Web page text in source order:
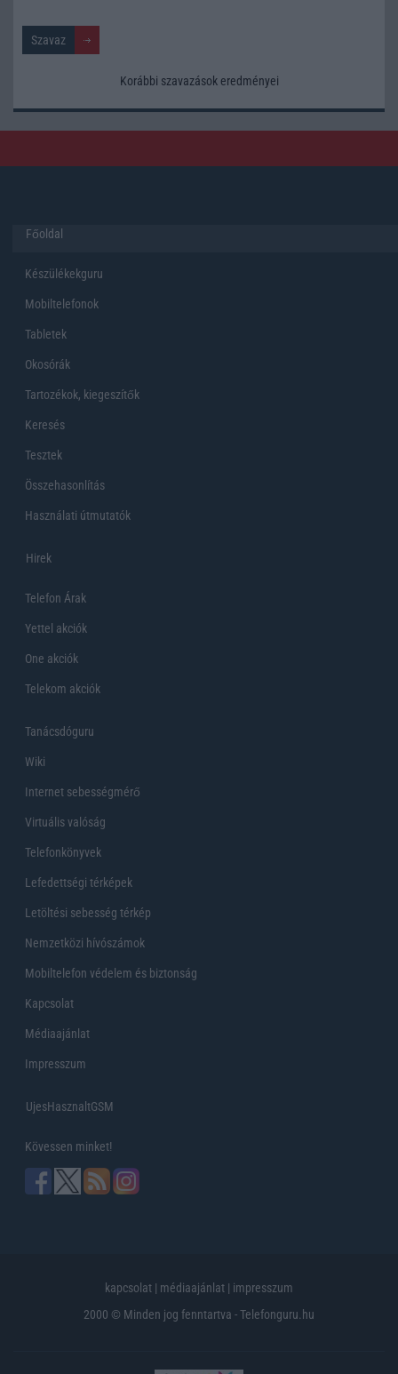
Korábbi szavazások eredményei
Főoldal
Készülékekguru
Mobiltelefonok
Tabletek
Okosórák
Tartozékok, kiegeszítők
Keresés
Tesztek
Összehasonlítás
Használati útmutatók
Hirek
Telefon Árak
Yettel akciók
One akciók
Telekom akciók
Tanácsdóguru
Wiki
Internet sebességmérő
Virtuális valóság
Telefonkönyvek
Lefedettségi térképek
Letöltési sebesség térkép
Nemzetközi hívószámok
Mobiltelefon védelem és biztonság
Kapcsolat
Médiaajánlat
Impresszum
UjesHasznaltGSM
Kövessen minket!
kapcsolat | médiaajánlat | impresszum
2000 © Minden jog fenntartva - Telefonguru.hu